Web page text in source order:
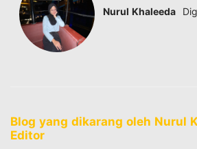
Nurul Khaleeda
Blog yang dikarang oleh Nurul
Editor